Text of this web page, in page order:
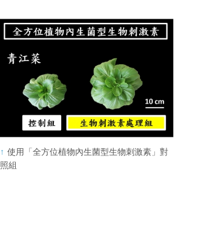
使用「全方位植物內生菌型生物刺激素」對
照組